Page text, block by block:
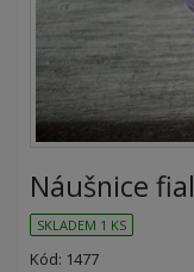
Náušnice
SKLADEM 1 KS
Kód: 1477